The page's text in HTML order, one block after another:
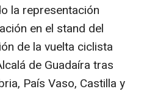
la representación
en el stand del
de la vuelta ciclista
de Guadaíra tras
País Vaso, Castilla y